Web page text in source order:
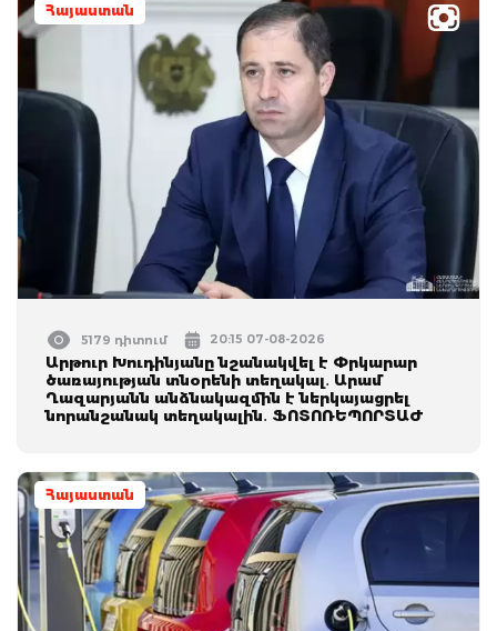
Հայաստան
5179 դիտում 20:15 07-08-2026
Արթուր Խուդինյանը նշանակվել է Փրկարար
ծառայության տնօրենի տեղակալ․ Արամ
Ղազարյանն անձնակազմին է ներկայացրել
նորանշանակ տեղակալին․ ՖՈՏՈՌԵՊՈՐՏԱԺ
Հայաստան